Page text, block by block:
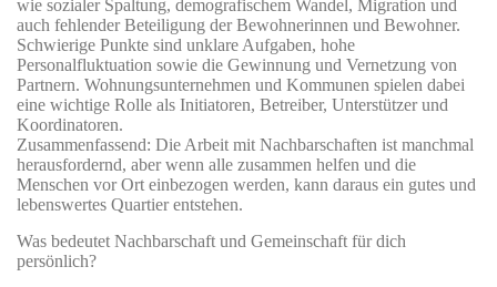
wie sozialer Spaltung, demografischem Wandel, Migration und
auch fehlender Beteiligung der Bewohnerinnen und Bewohner.
Schwierige Punkte sind unklare Aufgaben, hohe
Personalfluktuation sowie die Gewinnung und Vernetzung von
Partnern. Wohnungsunternehmen und Kommunen spielen dabei
eine wichtige Rolle als Initiatoren, Betreiber, Unterstützer und
Koordinatoren.
Zusammenfassend: Die Arbeit mit Nachbarschaften ist manchmal
herausfordernd, aber wenn alle zusammen helfen und die
Menschen vor Ort einbezogen werden, kann daraus ein gutes und
lebenswertes Quartier entstehen.
Was bedeutet Nachbarschaft und Gemeinschaft für dich
persönlich?